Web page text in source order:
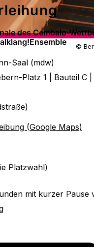
©
des Cembalo-
Saal (mdw)
Platz 1 | Bauteil C
(Google Maps)
Platzwahl)
mit kurzer Pause